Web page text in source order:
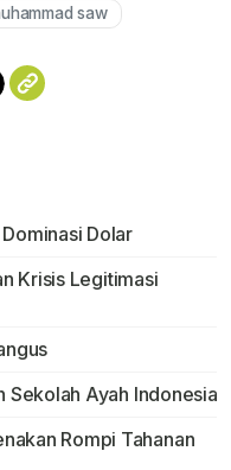
saw
Dolar
Krisis Legitimasi
Sekolah Ayah Indonesia
Rompi Tahanan